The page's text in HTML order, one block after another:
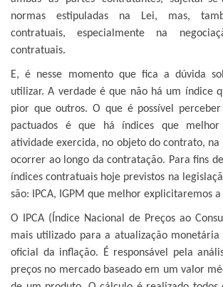
normas estipuladas na Lei, mas,
contratuais, especialmente na
contratuais.
E, é nesse momento que fica a dúvida
utilizar. A verdade é que não há um índice
pior que outros. O que é possível
pactuados é que há índices que
atividade exercida, no objeto do contrato, na
ocorrer ao longo da contratação. Para fins
índices contratuais hoje previstos na
são: IPCA, IGPM que melhor explicitaremos a
O IPCA (Índice Nacional de Preços ao
mais utilizado para a atualização
oficial da inflação. É responsável pela
preços no mercado baseado em um valor